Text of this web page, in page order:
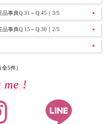
事典Q.31～Q.45｜3/5
事典Q.15～Q.30｜2/5
5件）
me !